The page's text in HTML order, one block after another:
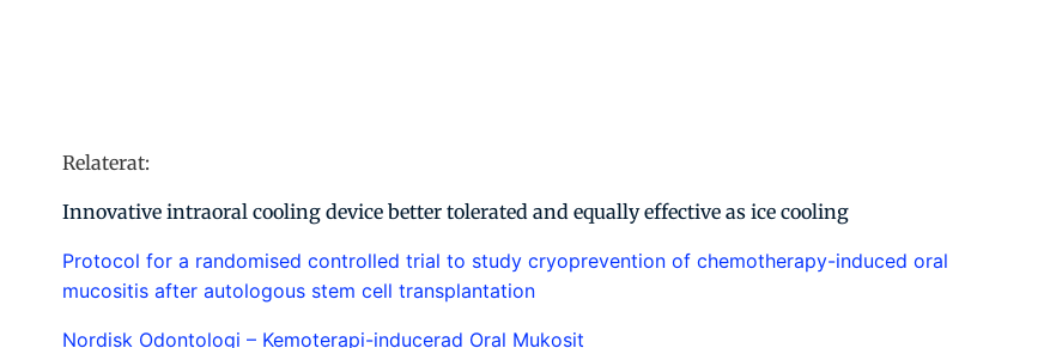
Relaterat:
Innovative intraoral cooling device better tolerated and equally effective as ice cooling
Protocol for a randomised controlled trial to study cryoprevention of chemotherapy-induced oral
mucositis after autologous stem cell transplantation
Nordisk Odontologi – Kemoterapi-inducerad Oral Mukosit